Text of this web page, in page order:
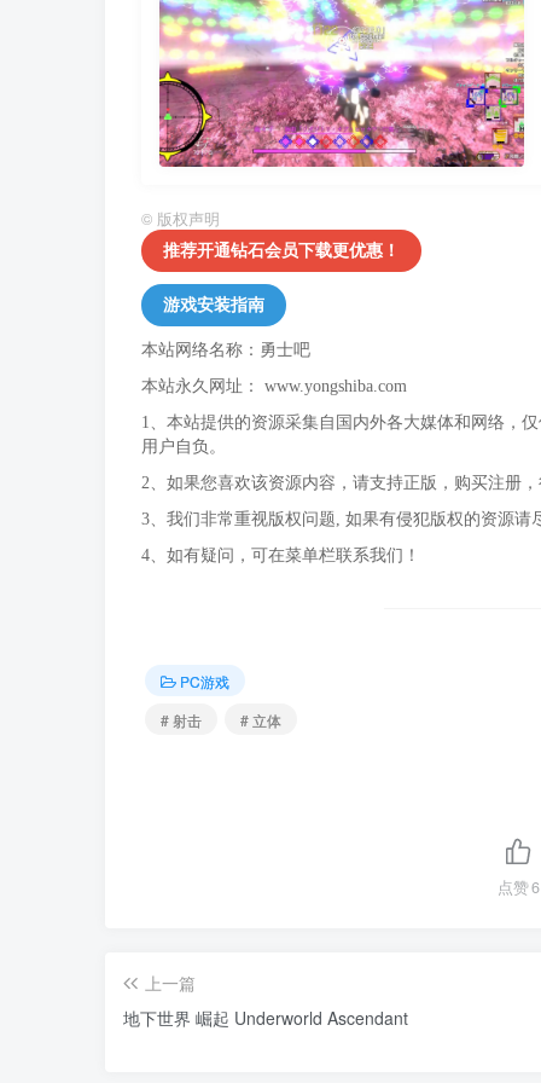
© 版权声明
推荐开通钻石会员下载更优惠！
游戏安装指南
本站网络名称：勇士吧
本站永久网址： www.yongshiba.com
1、本站提供的资源采集自国内外各大媒体和网络，
用户自负。
2、如果您喜欢该资源内容，请支持正版，购买注册
3、我们非常重视版权问题, 如果有侵犯版权的资源
4、如有疑问，可在菜单栏联系我们！
PC游戏
# 射击
# 立体
点赞6
上一篇
地下世界 崛起 Underworld Ascendant